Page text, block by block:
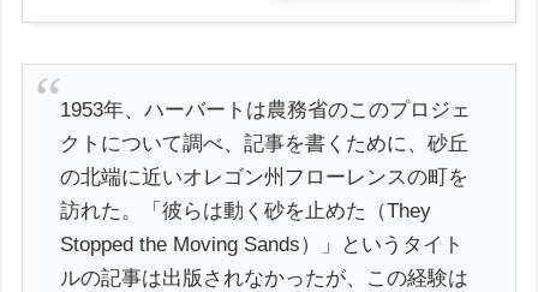
1953年、ハーバートは農務省のこのプロジェ
クトについて調べ、記事を書くために、砂丘
の北端に近いオレゴン州フローレンスの町を
訪れた。「彼らは動く砂を止めた（They
Stopped the Moving Sands）」というタイト
ルの記事は出版されなかったが、この経験は